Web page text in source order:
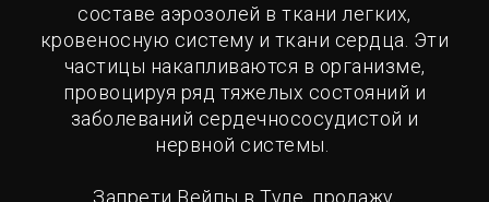
составе аэрозолей в ткани легких,
кровеносную систему и ткани сердца. Эти
частицы накапливаются в организме,
провоцируя ряд тяжелых состояний и
заболеваний сердечнососудистой и
нервной системы.
Запрети Вейпы в Туле, продажу,